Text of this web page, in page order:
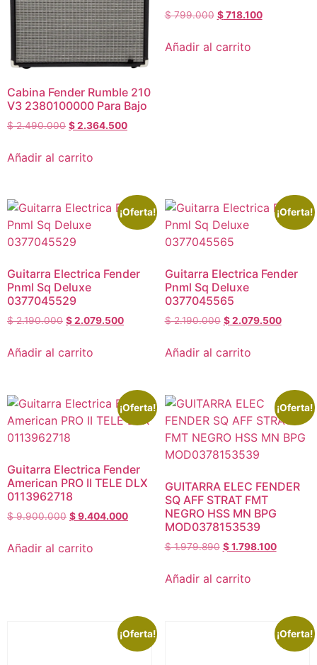
Cabina Fender Rumble 210
V3 2380100000 Para Bajo
$2.490.000 $2.364.500
Añadir al carrito
$799.000 $718.100
Añadir al carrito
¡Oferta!
Guitarra Electrica Fender
Pnml Sq Deluxe
0377045529
$2.190.000 $2.079.500
Añadir al carrito
¡Oferta!
Guitarra Electrica Fender
Pnml Sq Deluxe
0377045565
$2.190.000 $2.079.500
Añadir al carrito
¡Oferta!
Guitarra Electrica Fender
American PRO II TELE DLX
0113962718
$9.900.000 $9.404.000
Añadir al carrito
¡Oferta!
GUITARRA ELEC FENDER
SQ AFF STRAT FMT
NEGRO HSS MN BPG
MOD0378153539
$1.979.890 $1.798.100
Añadir al carrito
¡Oferta! ¡Oferta!